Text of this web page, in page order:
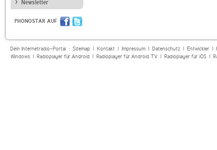
Newsletter
PHONOSTAR AUF
Dein Internetradio-Portal : Sitemap| Kontakt| Impressum| Datenschutz| Entwickler|
Windows| Radioplayer für Android| Radioplayer für Android TV| Radioplayer für iOS|